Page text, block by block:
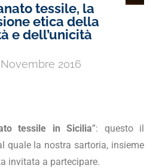
tessile, la
etica della
e dell’unicità
2016
tessile in Sicilia”: questo il
quale la nostra sartoria, insieme
invitata a partecipare.